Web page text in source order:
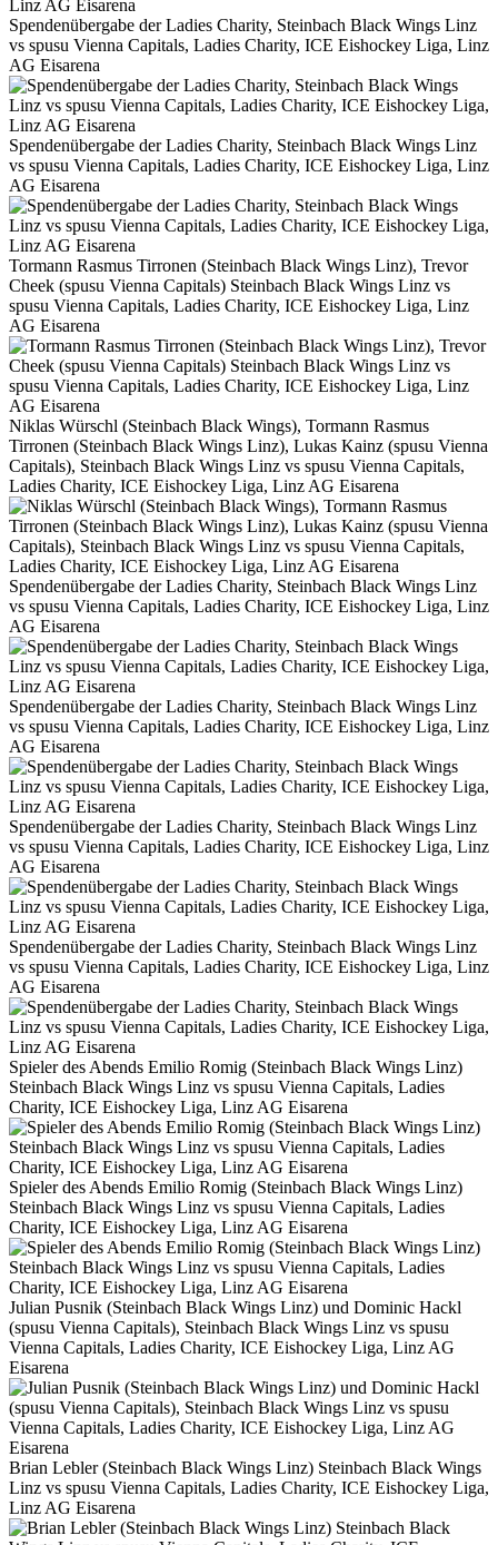
Spendenübergabe der Ladies Charity, Steinbach Black Wings Linz
vs spusu Vienna Capitals, Ladies Charity, ICE Eishockey Liga, Linz
AG Eisarena
Spendenübergabe der Ladies Charity, Steinbach Black Wings Linz
vs spusu Vienna Capitals, Ladies Charity, ICE Eishockey Liga, Linz
AG Eisarena
Tormann Rasmus Tirronen (Steinbach Black Wings Linz), Trevor
Cheek (spusu Vienna Capitals) Steinbach Black Wings Linz vs
spusu Vienna Capitals, Ladies Charity, ICE Eishockey Liga, Linz
AG Eisarena
Niklas Würschl (Steinbach Black Wings), Tormann Rasmus
Tirronen (Steinbach Black Wings Linz), Lukas Kainz (spusu Vienna
Capitals), Steinbach Black Wings Linz vs spusu Vienna Capitals,
Ladies Charity, ICE Eishockey Liga, Linz AG Eisarena
Spendenübergabe der Ladies Charity, Steinbach Black Wings Linz
vs spusu Vienna Capitals, Ladies Charity, ICE Eishockey Liga, Linz
AG Eisarena
Spendenübergabe der Ladies Charity, Steinbach Black Wings Linz
vs spusu Vienna Capitals, Ladies Charity, ICE Eishockey Liga, Linz
AG Eisarena
Spendenübergabe der Ladies Charity, Steinbach Black Wings Linz
vs spusu Vienna Capitals, Ladies Charity, ICE Eishockey Liga, Linz
AG Eisarena
Spendenübergabe der Ladies Charity, Steinbach Black Wings Linz
vs spusu Vienna Capitals, Ladies Charity, ICE Eishockey Liga, Linz
AG Eisarena
Spieler des Abends Emilio Romig (Steinbach Black Wings Linz)
Steinbach Black Wings Linz vs spusu Vienna Capitals, Ladies
Charity, ICE Eishockey Liga, Linz AG Eisarena
Spieler des Abends Emilio Romig (Steinbach Black Wings Linz)
Steinbach Black Wings Linz vs spusu Vienna Capitals, Ladies
Charity, ICE Eishockey Liga, Linz AG Eisarena
Julian Pusnik (Steinbach Black Wings Linz) und Dominic Hackl
(spusu Vienna Capitals), Steinbach Black Wings Linz vs spusu
Vienna Capitals, Ladies Charity, ICE Eishockey Liga, Linz AG
Eisarena
Brian Lebler (Steinbach Black Wings Linz) Steinbach Black Wings
Linz vs spusu Vienna Capitals, Ladies Charity, ICE Eishockey Liga,
Linz AG Eisarena